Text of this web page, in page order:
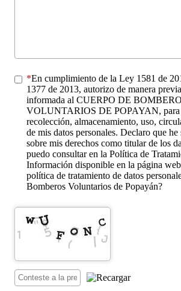
En cumplimiento de la Ley 1581 de
1377 de 2013, autorizo de manera
informada al CUERPO DE
VOLUNTARIOS DE POPAYAN, para
recolección, almacenamiento, uso,
de mis datos personales. Declaro que
sobre mis derechos como titular de los
puedo consultar en la Política de
Información disponible en la página
política de tratamiento de datos
Bomberos Voluntarios de Popayán?